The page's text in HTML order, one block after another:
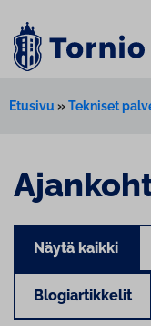
Etusivu »Tekniset
Näytä kaikki
Blogiartikkelit